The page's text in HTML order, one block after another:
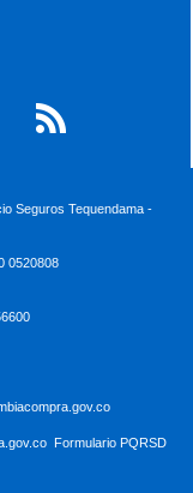
Seguros Tequendama -
0520808
Formulario PQRSD